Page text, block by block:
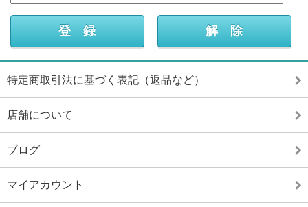
特定商取引法に基づく表記（返品など）
店舗について
ブログ
マイアカウント